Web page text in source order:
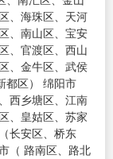
、海珠区、天河
、南山区、宝安
、官渡区、西山
、金牛区、武侯
都区） 绵阳市
西乡塘区、江南
、皇姑区、苏家
长安区、桥东
（ 路南区、路北